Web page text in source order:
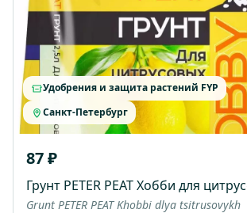
Удобрения и защита растений FYP
Санкт-Петербург
87 ₽
Грунт PETER PEAT Хобби для
Grunt PETER PEAT Khobbi dlya tsitrusovykh